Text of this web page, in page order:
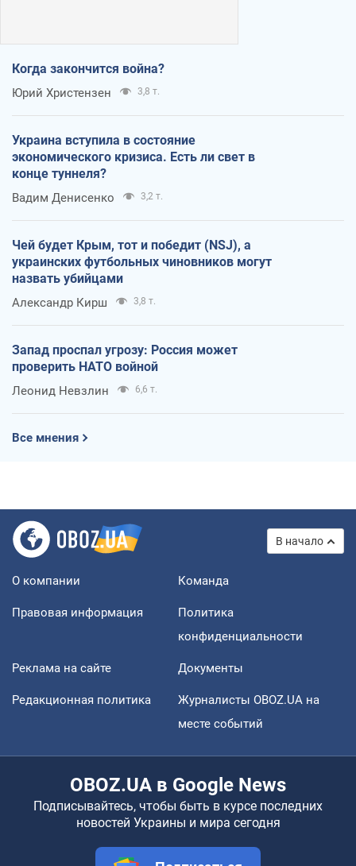
Когда закончится война?
Юрий Христензен 3,8 т.
Украина вступила в состояние
экономического кризиса. Есть ли свет в
конце туннеля?
Вадим Денисенко 3,2 т.
Чей будет Крым, тот и победит (NSJ), а
украинских футбольных чиновников могут
назвать убийцами
Александр Кирш 3,8 т.
Запад проспал угрозу: Россия может
проверить НАТО войной
Леонид Невзлин 6,6 т.
Все мнения
В начало
О компании Команда
Правовая информация
Политика
конфиденциальности
Реклама на сайте Документы
Редакционная политика
Журналисты OBOZ.UA на
месте событий
OBOZ.UA в Google News
Подписывайтесь, чтобы быть в курсе последних
новостей Украины и мира сегодня